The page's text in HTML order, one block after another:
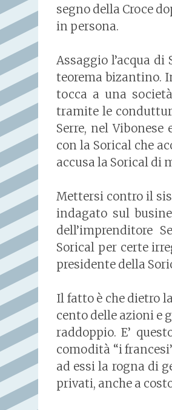
segno della Croce
in persona.
Assaggio l’acqua
teorema bizantino.
tocca a una
tramite le
Serre, nel
con la Sorical che
accusa la Sorical di
Mettersi contro il
indagato sul
dell’imprenditore
Sorical per certe
presidente della
Il fatto è che dietro
cento delle azioni e
raddoppio. E’
comodità “i
ad essi la rogna di
privati, anche a